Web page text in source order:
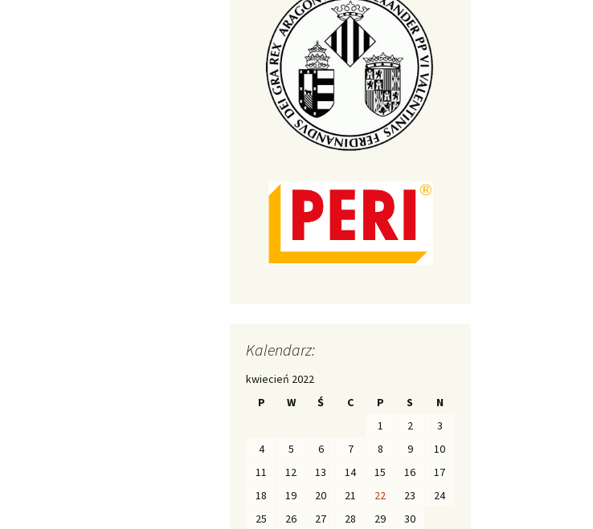
Kalendarz:
kwiecień 2022
P
W Ś C P S
N
1
2
3
4
5 6 7 8 9
10
11
12 13 14 15 16
17
18
19 20 21 22 23
24
25
26 27 28 29 30